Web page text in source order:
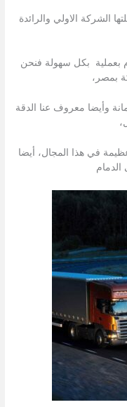
الشركة الاولي والرائدة
بعملية بكل سهولة فنحن
بمصر،
وأيضا معروف عنا الدقة
في هذا المجال، أيضا